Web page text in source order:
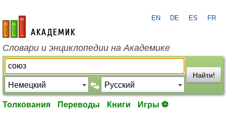
academic.ru
EN DE ES FR
Словари и энциклопедии на Академике
Найти!
Толкования Переводы Книги Игры ⚽